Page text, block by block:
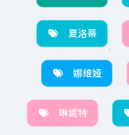
夏洛蒂
娜维娅
琳妮特